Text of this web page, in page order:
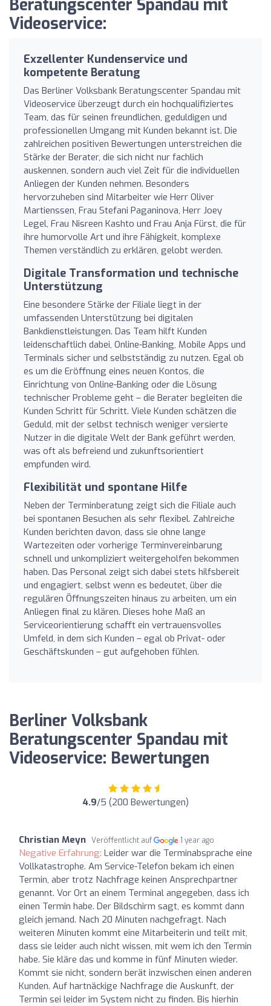
Beratungscenter Spandau mit
Videoservice:
Exzellenter Kundenservice und
kompetente Beratung
Das Berliner Volksbank Beratungscenter Spandau mit
Videoservice überzeugt durch ein hochqualifiziertes
Team, das für seinen freundlichen, geduldigen und
professionellen Umgang mit Kunden bekannt ist. Die
zahlreichen positiven Bewertungen unterstreichen die
Stärke der Berater, die sich nicht nur fachlich
auskennen, sondern auch viel Zeit für die individuellen
Anliegen der Kunden nehmen. Besonders
hervorzuheben sind Mitarbeiter wie Herr Oliver
Martienssen, Frau Stefani Paganinova, Herr Joey
Legel, Frau Nisreen Kashto und Frau Anja Fürst, die für
ihre humorvolle Art und ihre Fähigkeit, komplexe
Themen verständlich zu erklären, gelobt werden.
Digitale Transformation und technische
Unterstützung
Eine besondere Stärke der Filiale liegt in der
umfassenden Unterstützung bei digitalen
Bankdienstleistungen. Das Team hilft Kunden
leidenschaftlich dabei, Online-Banking, Mobile Apps und
Terminals sicher und selbstständig zu nutzen. Egal ob
es um die Eröffnung eines neuen Kontos, die
Einrichtung von Online-Banking oder die Lösung
technischer Probleme geht – die Berater begleiten die
Kunden Schritt für Schritt. Viele Kunden schätzen die
Geduld, mit der selbst technisch weniger versierte
Nutzer in die digitale Welt der Bank geführt werden,
was oft als befreiend und zukunftsorientiert
empfunden wird.
Flexibilität und spontane Hilfe
Neben der Terminberatung zeigt sich die Filiale auch
bei spontanen Besuchen als sehr flexibel. Zahlreiche
Kunden berichten davon, dass sie ohne lange
Wartezeiten oder vorherige Terminvereinbarung
schnell und unkompliziert weitergeholfen bekommen
haben. Das Personal zeigt sich dabei stets hilfsbereit
und engagiert, selbst wenn es bedeutet, über die
regulären Öffnungszeiten hinaus zu arbeiten, um ein
Anliegen final zu klären. Dieses hohe Maß an
Serviceorientierung schafft ein vertrauensvolles
Umfeld, in dem sich Kunden – egal ob Privat- oder
Geschäftskunden – gut aufgehoben fühlen.
Berliner Volksbank
Beratungscenter Spandau mit
Videoservice: Bewertungen
4.9/5 (200 Bewertungen)
Christian Meyn Veröffentlicht auf 1 year ago
Negative Erfahrung: Leider war die Terminabsprache eine
Vollkatastrophe. Am Service-Telefon bekam ich einen
Termin, aber trotz Nachfrage keinen Ansprechpartner
genannt. Vor Ort an einem Terminal angegeben, dass ich
einen Termin habe. Der Bildschirm sagt, es kommt dann
gleich jemand. Nach 20 Minuten nachgefragt. Nach
weiteren Minuten kommt eine Mitarbeiterin und teilt mit,
dass sie leider auch nicht wissen, mit wem ich den Termin
habe. Sie kläre das und komme in fünf Minuten wieder.
Kommt sie nicht, sondern berät inzwischen einen anderen
Kunden. Auf hartnäckige Nachfrage die Auskunft, der
Termin sei leider im System nicht zu finden. Bis hierhin